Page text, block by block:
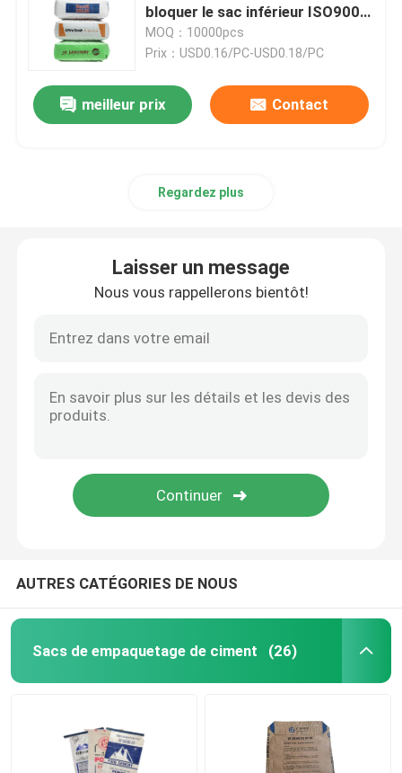
Sacs en papier de Multiwall
Sacs enormes de ciment
Sacs de empaquetage d'alimentation des animaux
Sac de emballage d'engrais
BOPP a stratifié les sacs tissés par pp
Sacs de soupapes en PE
bloquer le sac inférieur ISO9001
de ciment de valve
MOQ：10000pcs
Prix：USD0.16/PC-USD0.18/PC
meilleur prix Contact
Regardez plus
Laisser un message
Nous vous rappellerons bientôt!
AUTRES CATÉGORIES DE NOUS
Sacs de empaquetage de ciment (26)